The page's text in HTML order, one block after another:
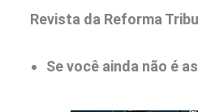
Revista da Reforma
Se você ainda não é